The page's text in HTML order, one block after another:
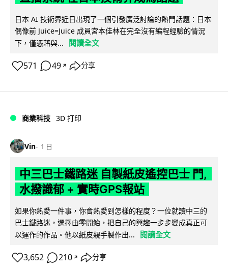
日本 AI 技術界近日出現了一個引發廣泛討論的熱門話題：日本
偶像前 Juice=Juice 成員宮本佳林在完全沒有編程經驗的情況
下，僅憑藉與...
閱讀全文
571 49 ↗ 分享
商業科技 3D 打印
Vin 1 日
中三巴士鐵路迷 自製紙皮遙控巴士 門,
水撥識郁 + 實時GPS報站
如果你熱愛一件事，你會熱愛到怎樣的程度？一位就讀中三的
巴士鐵路迷，選擇由零開始，把自己的興趣一步步變成真正可
以運作的作品。他以紙皮親手製作出...
閱讀全文
3,652 210 ↗ 分享